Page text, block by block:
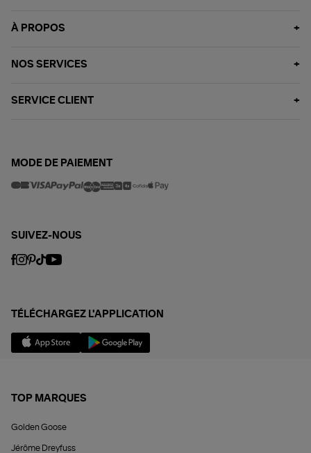
À PROPOS
NOS SERVICES
SERVICE CLIENT
MODE DE PAIEMENT
SUIVEZ-NOUS
TÉLÉCHARGEZ L'APPLICATION
TOP MARQUES
Golden Goose
Jérôme Dreyfuss